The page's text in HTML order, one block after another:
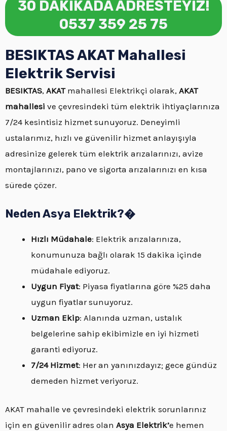
30 DAKİKADA ADRESTEYİZ!
0537 359 25 75
BESIKTAS AKAT Mahallesi
Elektrik Servisi
BESIKTAS, AKATmahallesi Elektrikçi olarak, AKAT
mahallesi ve çevresindeki tüm elektrik ihtiyaçlarınıza
7/24 kesintisiz hizmet sunuyoruz. Deneyimli
ustalarımız, hızlı ve güvenilir hizmet anlayışıyla
adresinize gelerek tüm elektrik arızalarınızı, avize
montajlarınızı, pano ve sigorta arızalarınızı en kısa
sürede çözer.
Neden Asya Elektrik?�
Hızlı Müdahale: Elektrik arızalarınıza,
konumunuza bağlı olarak 15 dakika içinde
müdahale ediyoruz.
Uygun Fiyat: Piyasa fiyatlarına göre %25 daha
uygun fiyatlar sunuyoruz.
Uzman Ekip: Alanında uzman, ustalık
belgelerine sahip ekibimizle en iyi hizmeti
garanti ediyoruz.
7/24 Hizmet: Her an yanınızdayız; gece gündüz
demeden hizmet veriyoruz.
AKAT mahalle ve çevresindeki elektrik sorunlarınız
için en güvenilir adres olan Asya Elektrik’e hemen